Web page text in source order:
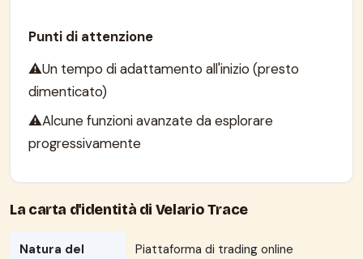
Punti di attenzione
Un tempo di adattamento all'inizio (presto
dimenticato)
Alcune funzioni avanzate da esplorare
progressivamente
La carta d'identità di Velario Trace
Natura del
Piattaforma di trading online